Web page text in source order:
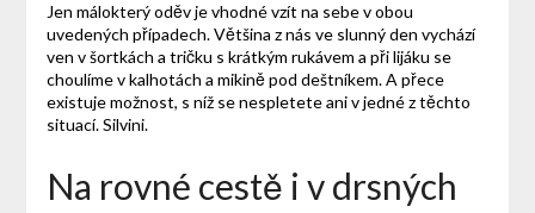
Jen málokterý oděv je vhodné vzít na sebe v obou
uvedených případech. Většina z nás ve slunný den vychází
ven v šortkách a tričku s krátkým rukávem a při lijáku se
choulíme v kalhotách a mikině pod deštníkem. A přece
existuje možnost, s níž se nespletete ani v jedné z těchto
situací.Silvini.
Na rovné cestě i v drsných